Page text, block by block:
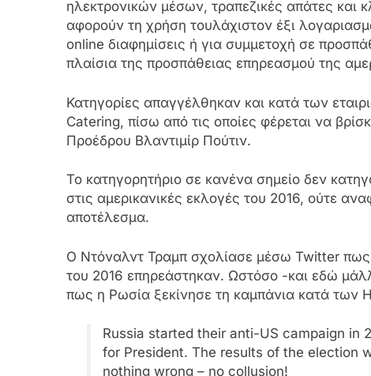
ηλεκτρονικών μέσων, τραπεζικές απάτες και
αφορούν τη χρήση τουλάχιστον έξι
online διαφημίσεις ή για συμμετοχή σε
πλαίσια της προσπάθειας επηρεασμού της
Κατηγορίες απαγγέλθηκαν και κατά των
Catering, πίσω από τις οποίες φέρεται να
Προέδρου Βλαντιμίρ Πούτιν.
Το κατηγορητήριο σε κανένα σημείο δεν
στις αμερικανικές εκλογές του 2016, ούτε
αποτέλεσμα.
Ο Ντόναλντ Τραμπ σχολίασε μέσω Twitter πως
του 2016 επηρεάστηκαν. Ωστόσο -και εδώ
πως η Ρωσία ξεκίνησε τη καμπάνια κατά των
Russia started their anti-US campaign in
for President. The results of the election
nothing wrong – no collusion!